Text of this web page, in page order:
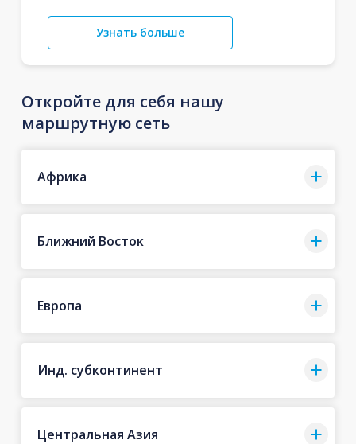
Узнать больше
Откройте для себя нашу
маршрутную сеть
Африка
Ближний Восток
Европа
Инд. субконтинент
Центральная Азия